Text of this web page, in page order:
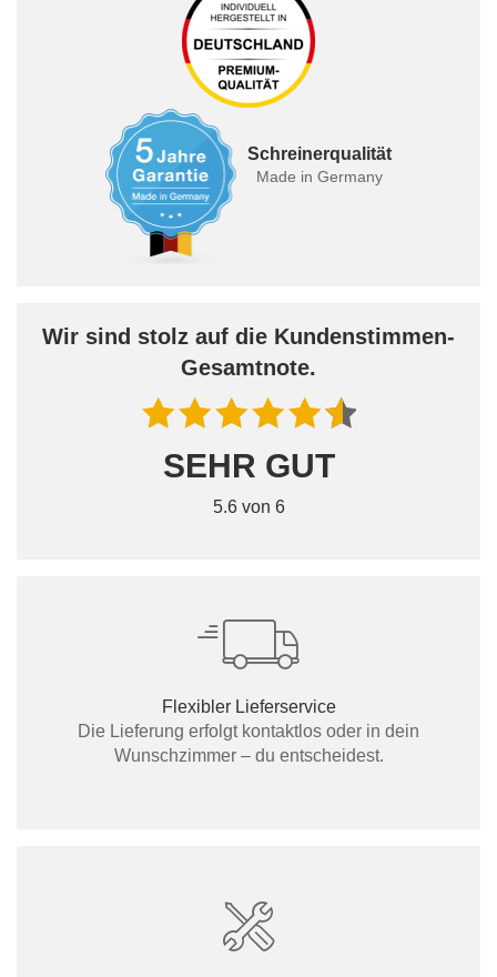
Schreinerqualität
Made in Germany
Wir sind stolz auf die Kundenstimmen-
Gesamtnote.
SEHR GUT
5.6 von 6
Flexibler Lieferservice
Die Lieferung erfolgt kontaktlos oder in dein
Wunschzimmer – du entscheidest.